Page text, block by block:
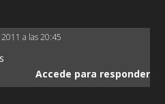
a las 20:45
Accede para responder